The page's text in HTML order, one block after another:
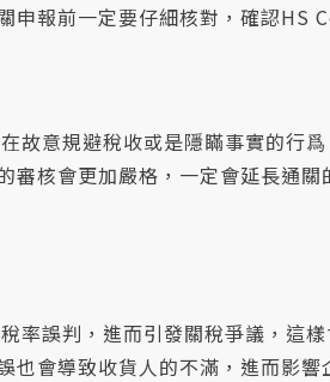
申報前一定要仔細核對，確認HS
故意規避稅收或是隱瞞事實的行
審核會更加嚴格，一定會延長通
率誤判，進而引發關稅爭議，這
也會導致收貨人的不滿，進而影